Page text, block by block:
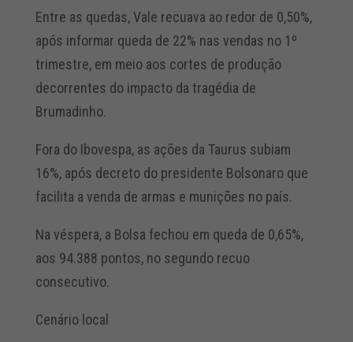
Entre as quedas, Vale recuava ao redor de 0,50%,
após informar queda de 22% nas vendas no 1º
trimestre, em meio aos cortes de produção
decorrentes do impacto da tragédia de
Brumadinho.
Fora do Ibovespa, as ações da Taurus subiam
16%, após decreto do presidente Bolsonaro que
facilita a venda de armas e munições no país.
Na véspera, a Bolsa fechou em queda de 0,65%,
aos 94.388 pontos, no segundo recuo
consecutivo.
Cenário local